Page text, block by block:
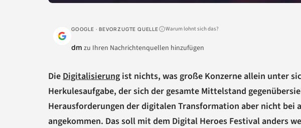
GOOGLE · BEVORZUGTE QUELLE Warum lohnt sich das?
dm zu Ihren Nachrichtenquellen hinzufügen
Die Digitalisierung ist nichts, was große Konzerne allein unter
Herkulesaufgabe, der sich der gesamte Mittelstand
Herausforderungen der digitalen Transformation aber nicht
angekommen. Das soll mit dem Digital Heroes Festival anders